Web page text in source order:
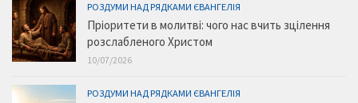
РОЗДУМИ НАД РЯДКАМИ ЄВАНГЕЛІЯ
Пріоритети в молитві: чого нас вчить зцілення
розслабленого Христом
10/07/2026
РОЗДУМИ НАД РЯДКАМИ ЄВАНГЕЛІЯ